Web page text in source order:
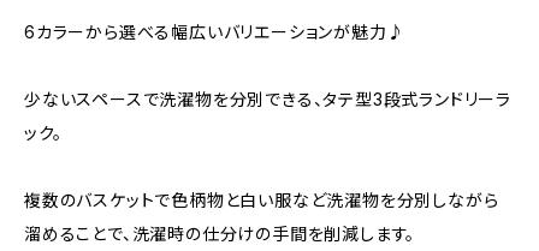
6カラーから選べる幅広いバリエーションが魅力♪
少ないスペースで洗濯物を分別できる、タテ型3段式ランドリーラ
ック。
複数のバスケットで色柄物と白い服など洗濯物を分別しながら
溜めることで、洗濯時の仕分けの手間を削減します。